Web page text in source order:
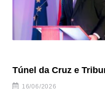
Túnel da Cruz e
16/06/2026